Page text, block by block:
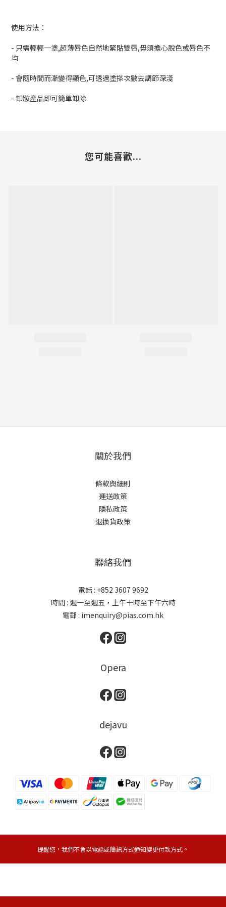
使用方法：
- 只需輕輕一塗,超薄唇色自然地緊貼雙唇,毋須擔心脫色或唇色不
均
- 會隨時間而漸變得顯色,可透過塗搽次數去調節深淺
- 卸妝產品即可簡單卸除
您可能喜歡...
關於我們
條款與細則
運送政策
隱私政策
退換貨政策
聯絡我們
電話 : +852 3607 9692
時間 : 週一至週五，上午十時至下午六時
電郵 : imenquiry@pias.com.hk
Opera
dejavu
提醒您，我們不會以電話或簡訊方式通知變更付款方式。